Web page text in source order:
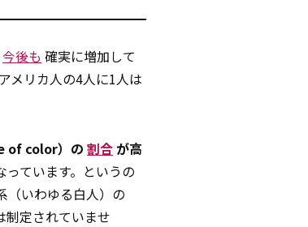
今後も 確実に増加して
メリカ人の4人に1人は
of color）の 割合 が高
っています。というの
（いわゆる白人）の
制定されていませ